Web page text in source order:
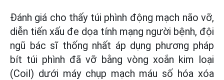
Đánh giá cho thấy túi phình động mạch não vỡ,
diễn tiến xấu đe dọa tính mạng người bệnh, đội
ngũ bác sĩ thống nhất áp dụng phương pháp
bít túi phình đã vỡ bằng vòng xoắn kim loại
(Coil) dưới máy chụp mạch máu số hóa xóa